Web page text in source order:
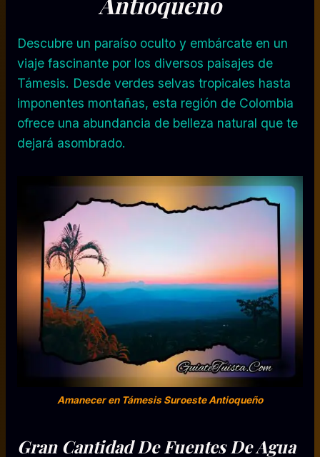
Descubre un paraíso oculto y embárcate en un
viaje fascinante por los diversos paisajes de
Támesis. Desde verdes selvas tropicales hasta
imponentes montañas, esta región de Colombia
ofrece una abundancia de belleza natural que te
dejará asombrado.
Amanecer en Támesis Suroeste Antioqueño
Gran Cantidad De Fuentes De Agua